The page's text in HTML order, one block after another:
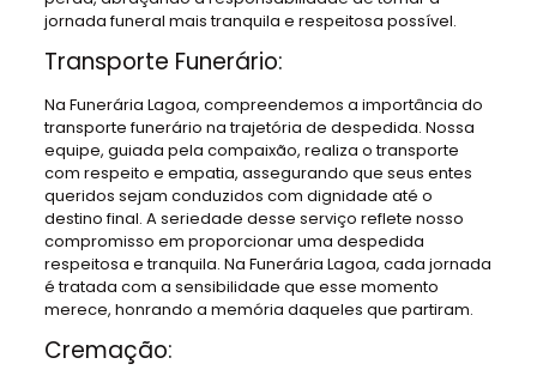
jornada funeral mais tranquila e respeitosa possível.
Transporte Funerário:
Na Funerária Lagoa, compreendemos a importância do
transporte funerário na trajetória de despedida. Nossa
equipe, guiada pela compaixão, realiza o transporte
com respeito e empatia, assegurando que seus entes
queridos sejam conduzidos com dignidade até o
destino final. A seriedade desse serviço reflete nosso
compromisso em proporcionar uma despedida
respeitosa e tranquila. Na Funerária Lagoa, cada jornada
é tratada com a sensibilidade que esse momento
merece, honrando a memória daqueles que partiram.
Cremação: